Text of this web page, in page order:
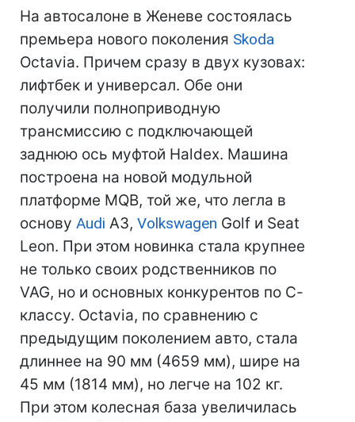
На автосалоне в Женеве состоялась
премьера нового поколения Skoda
Octavia. Причем сразу в двух кузовах:
лифтбек и универсал. Обе они
получили полноприводную
трансмиссию с подключающей
заднюю ось муфтой Haldex. Машина
построена на новой модульной
платформе MQB, той же, что легла в
основу Audi A3, Volkswagen Golf и Seat
Leon. При этом новинка стала крупнее
не только своих родственников по
VAG, но и основных конкурентов по С-
классу. Octavia, по сравнению с
предыдущим поколением авто, стала
длиннее на 90 мм (4659 мм), шире на
45 мм (1814 мм), но легче на 102 кг.
При этом колесная база увеличилась